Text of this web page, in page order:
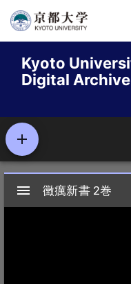
Skip
contentKyoto
Digital Archive